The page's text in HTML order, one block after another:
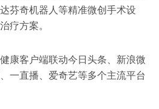
芬奇机器人等精准微创手术设
疗方案。
康客户端联动今日头条、新浪微
一直播、爱奇艺等多个主流平台